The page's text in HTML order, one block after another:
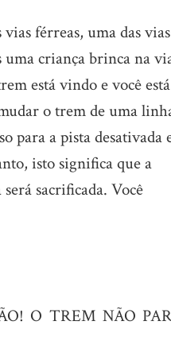
férreas, uma das
uma criança brinca na
está vindo e você está
o trem de uma
para a pista desativada
isto significa que a
sacrificada. Você
O TREM NÃO